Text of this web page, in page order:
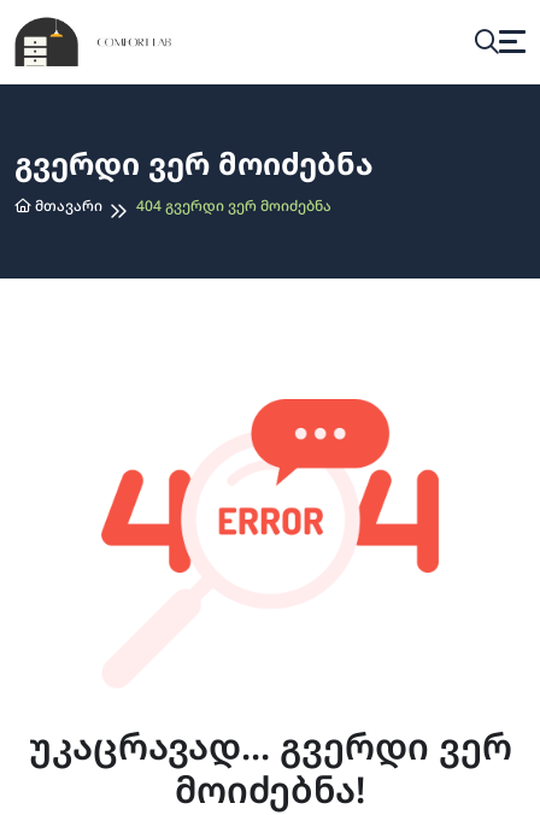
Გვერდი Ვერ Მოიძებნა
Მთავარი 404 Გვერდი Ვერ Მოიძებნა
უკაცრავად... გვერდი ვერ
მოიძებნა!